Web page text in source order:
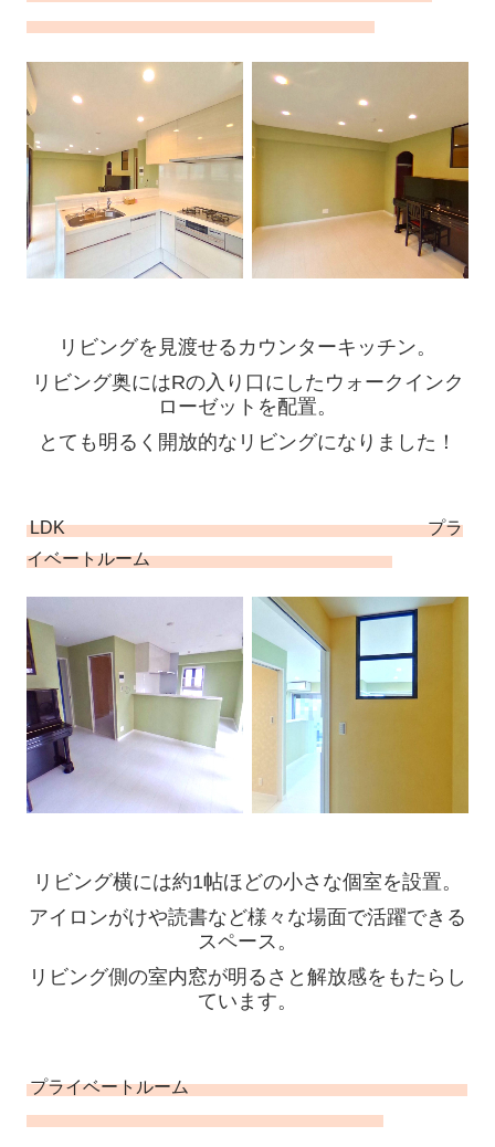
リビングを見渡せるカウンターキッチン。
リビング奥にはRの入り口にしたウォークインク
ローゼットを配置。
とても明るく開放的なリビングになりました！
LDK プラ
イベートルーム
リビング横には約1帖ほどの小さな個室を設置。
アイロンがけや読書など様々な場面で活躍できる
スペース。
リビング側の室内窓が明るさと解放感をもたらし
ています。
プライベートルーム